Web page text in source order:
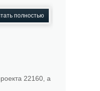
полностью
22160, а